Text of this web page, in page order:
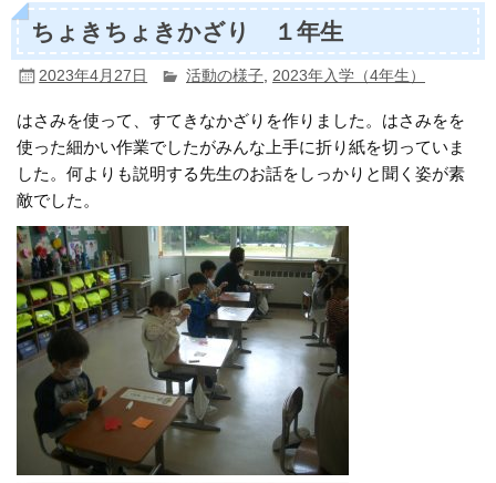
ちょきちょきかざり １年生
2023年4月27日 活動の様子 2023年入学（4年生）
はさみを使って、すてきなかざりを作りました。はさみをを
使った細かい作業でしたがみんな上手に折り紙を切っていま
した。何よりも説明する先生のお話をしっかりと聞く姿が素
敵でした。